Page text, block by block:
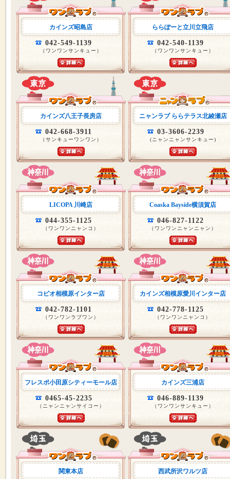
カインズ昭島店
042-549-1139
（ワンワンサンキュー）
ららぽーと立川立飛店
042-540-1139
（ワンワンサンキュー）
カインズ八王子長房店
042-668-3911
（サンキューワンワン）
ニャンラブ ららテラス北綾瀬店
03-3606-2239
(ニャンニャンサンキュー)
LICOPA 川崎店
044-355-1125
（ワンワンニャンコ）
Coaska Bayside横須賀店
046-827-1122
（ワンワンニャンニャン）
コピオ相模原インター店
042-782-1101
（ワンワンラブワン）
カインズ相模原愛川インター店
042-778-1125
（ワンワンニャンコ）
フレスポ小田原シティーモール店
0465-45-2235
（ニャンニャンサイコー）
カインズ三浦店
046-889-1139
（ワンワンサンキュー）
関東本店 西武所沢ワルツ店